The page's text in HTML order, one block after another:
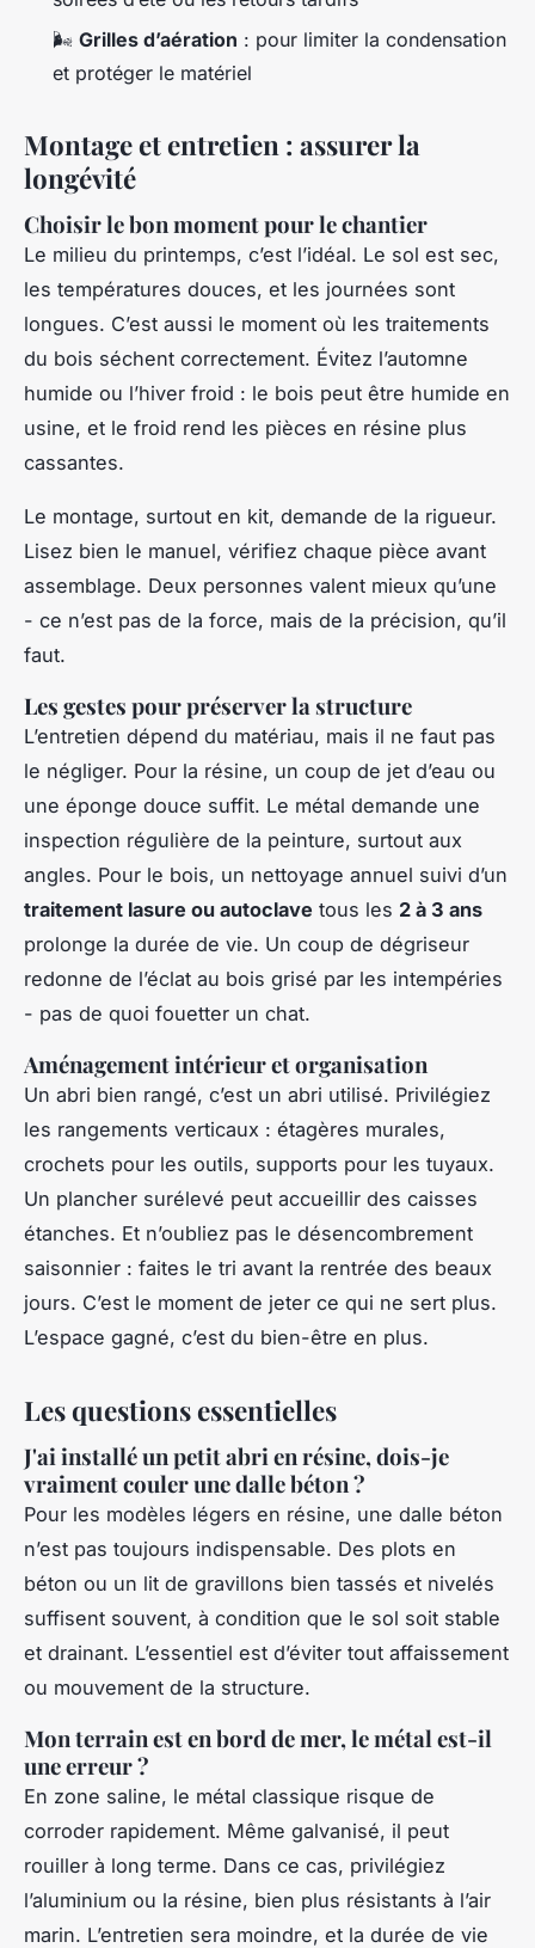
🌬️ Grilles d’aération : pour limiter la condensation
et protéger le matériel
Montage et entretien : assurer la
longévité
Choisir le bon moment pour le chantier
Le milieu du printemps, c’est l’idéal. Le sol est sec,
les températures douces, et les journées sont
longues. C’est aussi le moment où les traitements
du bois séchent correctement. Évitez l’automne
humide ou l’hiver froid : le bois peut être humide en
usine, et le froid rend les pièces en résine plus
cassantes.
Le montage, surtout en kit, demande de la rigueur.
Lisez bien le manuel, vérifiez chaque pièce avant
assemblage. Deux personnes valent mieux qu’une
- ce n’est pas de la force, mais de la précision, qu’il
faut.
Les gestes pour préserver la structure
L’entretien dépend du matériau, mais il ne faut pas
le négliger. Pour la résine, un coup de jet d’eau ou
une éponge douce suffit. Le métal demande une
inspection régulière de la peinture, surtout aux
angles. Pour le bois, un nettoyage annuel suivi d’un
traitement lasure ou autoclave tous les 2 à 3 ans
prolonge la durée de vie. Un coup de dégriseur
redonne de l’éclat au bois grisé par les intempéries
- pas de quoi fouetter un chat.
Aménagement intérieur et organisation
Un abri bien rangé, c’est un abri utilisé. Privilégiez
les rangements verticaux : étagères murales,
crochets pour les outils, supports pour les tuyaux.
Un plancher surélevé peut accueillir des caisses
étanches. Et n’oubliez pas le désencombrement
saisonnier : faites le tri avant la rentrée des beaux
jours. C’est le moment de jeter ce qui ne sert plus.
L’espace gagné, c’est du bien-être en plus.
Les questions essentielles
J'ai installé un petit abri en résine, dois-je
vraiment couler une dalle béton ?
Pour les modèles légers en résine, une dalle béton
n’est pas toujours indispensable. Des plots en
béton ou un lit de gravillons bien tassés et nivelés
suffisent souvent, à condition que le sol soit stable
et drainant. L’essentiel est d’éviter tout affaissement
ou mouvement de la structure.
Mon terrain est en bord de mer, le métal est-il
une erreur ?
En zone saline, le métal classique risque de
corroder rapidement. Même galvanisé, il peut
rouiller à long terme. Dans ce cas, privilégiez
l’aluminium ou la résine, bien plus résistants à l’air
marin. L’entretien sera moindre, et la durée de vie